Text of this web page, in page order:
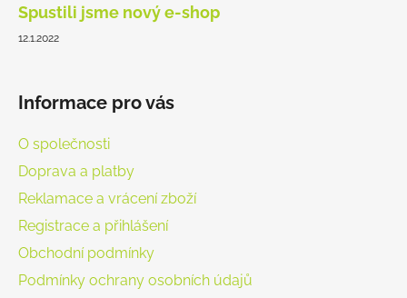
Spustili jsme nový e-shop
12.1.2022
Informace pro vás
O společnosti
Doprava a platby
Reklamace a vrácení zboží
Registrace a přihlášení
Obchodní podmínky
Podmínky ochrany osobních údajů